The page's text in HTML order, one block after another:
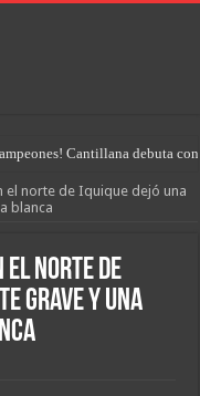
Cantillana debuta
el norte de Iquique dejó una
blanca
el norte de
grave y una